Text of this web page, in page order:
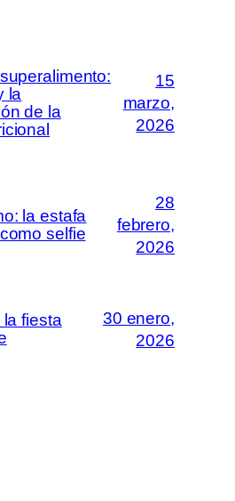
la
de la
15
marzo,
2026
la estafa
selfie
28
febrero,
2026
fiesta
30 enero,
2026